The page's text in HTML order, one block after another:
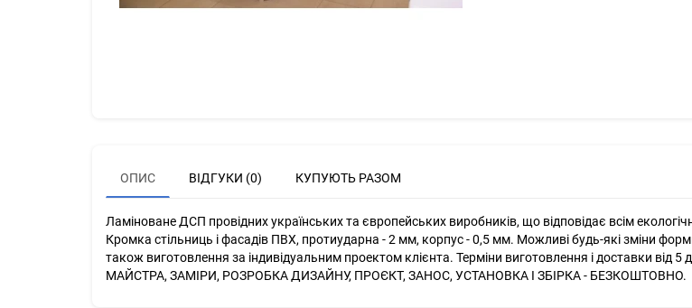
ОПИС ВІДГУКИ (0) КУПУЮТЬ РАЗОМ
Ламіноване ДСП провідних українських та європейських виробників, що відповідає всім
Кромка стільниць і фасадів ПВХ, протиударна - 2 мм, корпус - 0,5 мм. Можливі будь-які зміни
також виготовлення за індивідуальним проектом клієнта. Терміни виготовлення і доставки від 5
МАЙСТРА, ЗАМІРИ, РОЗРОБКА ДИЗАЙНУ, ПРОЄКТ, ЗАНОС, УСТАНОВКА І ЗБІРКА - БЕЗКОШТОВНО.